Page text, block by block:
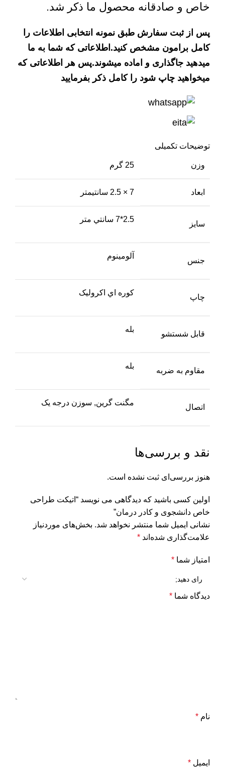
خاص و صادقانه محصول ما ذکر شد.
پس از ثبت سفارش طبق نمونه انتخابی اطلاعات را
کامل برامون مشخص کنید.اطلاعاتی که شما به ما
میدهید جاگذاری و اماده میشوند.پس هر اطلاعاتی که
میخواهید چاپ شود را کامل ذکر بفرمایید
توضیحات تکمیلی
وزن 25 گرم
ابعاد 7 × 2.5 سانتیمتر
سايز
2.5*7 سانتي متر
جنس
آلومينوم
چاپ
کوره اي اکروليک
قابل شستشو
بله
مقاوم به ضربه
بله
اتصال
مگنت گرين, سوزن درجه يک
نقد و بررسی‌ها
هنوز بررسی‌ای ثبت نشده است.
اولین کسی باشید که دیدگاهی می نویسد “اتیکت طراحی
خاص دانشجوی و کادر درمان”
نشانی ایمیل شما منتشر نخواهد شد. بخش‌های موردنیاز
علامت‌گذاری شده‌اند *
امتیاز شما *
دیدگاه شما *
نام *
ایمیل *